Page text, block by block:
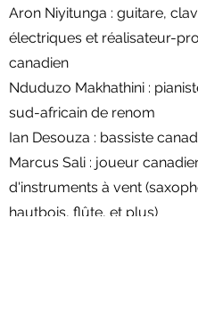
Aron Niyitunga : guitare,
électriques et réalisateur-
canadien
Nduduzo Makhathini :
sud-africain de renom
Ian Desouza : bassiste
Marcus Sali : joueur
d'instruments à vent
hautbois, flûte, et plus)